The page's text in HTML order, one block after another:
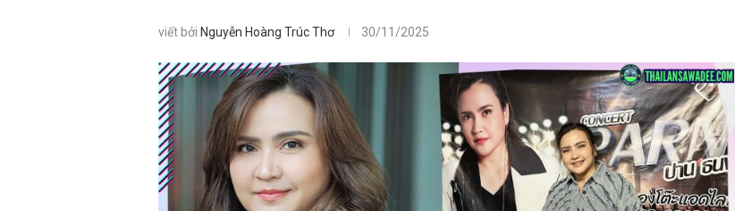
viết bởi Nguyễn Hoàng Trúc Thơ 30/11/2025